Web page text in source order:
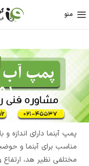
منو
تیم تحقیق و توسعه آی
پمپ آبنما دارای اندازه
مناسب برای آبنما و
مختلفی نظیر هد،